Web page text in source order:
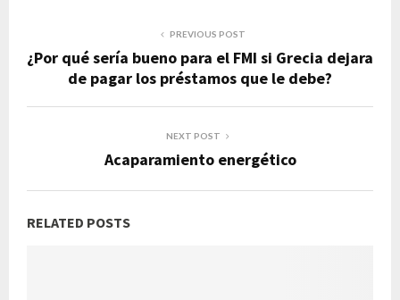
PREVIOUS POST
¿Por qué sería bueno para el FMI si Grecia dejara
de pagar los préstamos que le debe?
NEXT POST
Acaparamiento energético
RELATED POSTS